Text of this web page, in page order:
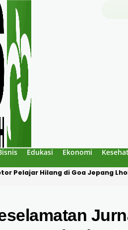
Edukasi Ekonomi
Pelajar Hilang di Goa Jepang